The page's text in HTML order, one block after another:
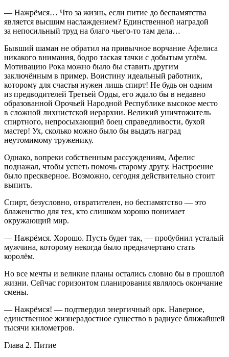
— Нажрёмся… Что за жизнь, если питие до беспамятства
является высшим наслаждением? Единственной наградой
за непосильный труд на благо чьего-то там дела…
Бывший шаман не обратил на привычное ворчание Афелиса
никакого внимания, бодро таская тачки с добытым углём.
Мотивацию Рока можно было бы ставить другим
заключённым в пример. Воистину идеальный работник,
которому для счастья нужен лишь спирт! Не будь он одним
из предводителей Третьей Орды, его ждало бы в недавно
образованной Орочьей Народной Республике высокое место
в сложной лихнистской иерархии. Великий уничтожитель
спиртного, непросыхающий боец справедливости, бухой
мастер! Ух, сколько можно было бы выдать наград
неутомимому труженику.
Однако, вопреки собственным рассуждениям, Афелис
поднажал, чтобы успеть помочь старому другу. Настроение
было прескверное. Возможно, сегодня действительно стоит
выпить.
Спирт, безусловно, отвратителен, но беспамятство — это
блаженство для тех, кто слишком хорошо понимает
окружающий мир.
— Нажрёмся. Хорошо. Пусть будет так, — пробубнил усталый
мужчина, которому некогда было предначертано стать
королём.
Но все мечты и великие планы остались словно бы в прошлой
жизни. Сейчас горизонтом планирования являлось окончание
смены.
— Нажрёмся! — подтвердил энергичный орк. Наверное,
единственное жизнерадостное существо в радиусе ближайшей
тысячи километров.
Глава 2. Питие